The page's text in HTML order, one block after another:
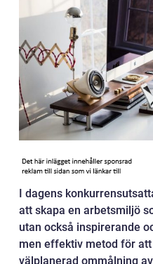
I dagens
att skapa en arbetsmiljö
utan också inspirerande
men effektiv metod för
välplanerad ommålning